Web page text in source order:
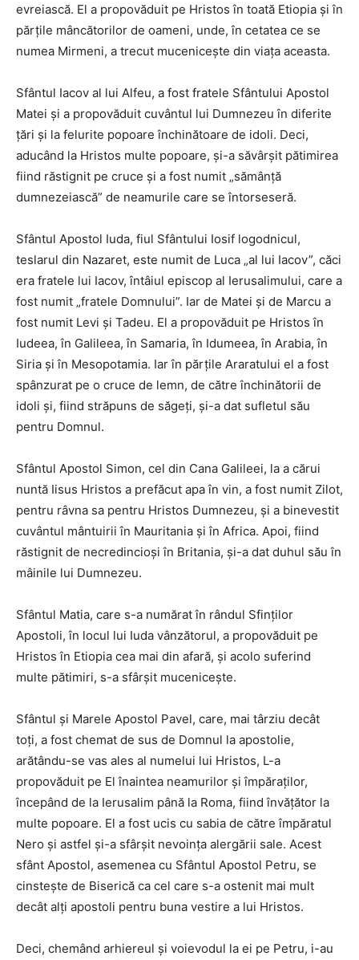
evreiască. El a propovăduit pe Hristos în toată Etiopia şi în
părţile mâncătorilor de oameni, unde, în cetatea ce se
numea Mirmeni, a trecut muceniceşte din viaţa aceasta.
Sfântul Iacov al lui Alfeu, a fost fratele Sfântului Apostol
Matei şi a propovăduit cuvântul lui Dumnezeu în diferite
ţări şi la felurite popoare închinătoare de idoli. Deci,
aducând la Hristos multe popoare, şi-a săvârşit pătimirea
fiind răstignit pe cruce şi a fost numit „sămânţă
dumnezeiască” de neamurile care se întorseseră.
Sfântul Apostol Iuda, fiul Sfântului Iosif logodnicul,
teslarul din Nazaret, este numit de Luca „al lui Iacov”, căci
era fratele lui Iacov, întâiul episcop al Ierusalimului, care a
fost numit „fratele Domnului”. Iar de Matei şi de Marcu a
fost numit Levi şi Tadeu. El a propo­văduit pe Hristos în
Iudeea, în Galileea, în Samaria, în Idumeea, în Arabia, în
Siria şi în Mesopotamia. Iar în părţile Araratului el a fost
spânzurat pe o cruce de lemn, de către închinătorii de
idoli şi, fiind străpuns de săgeţi, şi-a dat sufletul său
pentru Domnul.
Sfântul Apostol Simon, cel din Cana Galileei, la a cărui
nuntă Iisus Hristos a prefăcut apa în vin, a fost numit Zilot,
pentru râvna sa pentru Hristos Dumnezeu, şi a binevestit
cuvântul mântuirii în Mauritania şi în Africa. Apoi, fiind
răstignit de necredincioşi în Britania, şi-a dat duhul său în
mâinile lui Dumnezeu.
Sfântul Matia, care s-a numărat în rândul Sfinţilor
Apostoli, în locul lui Iuda vânzătorul, a propovăduit pe
Hristos în Etiopia cea mai din afară, şi acolo suferind
multe pătimiri, s-a sfârşit muceniceşte.
Sfântul şi Marele Apostol Pavel, care, mai târziu decât
toţi, a fost chemat de sus de Domnul la apostolie,
arătându-se vas ales al numelui lui Hristos, L-a
propovăduit pe El înaintea neamurilor şi împăraţilor,
începând de la Ierusalim până la Roma, fiind învăţător la
multe popoare. El a fost ucis cu sabia de către împăratul
Nero şi astfel şi-a sfârşit nevoinţa alergării sale. Acest
sfânt Apostol, aseme­nea cu Sfântul Apostol Petru, se
cinsteşte de Biserică ca cel care s-a ostenit mai mult
decât alţi apostoli pentru buna vestire a lui Hristos.
Deci, chemând arhiereul şi voievodul la ei pe Petru, i-au